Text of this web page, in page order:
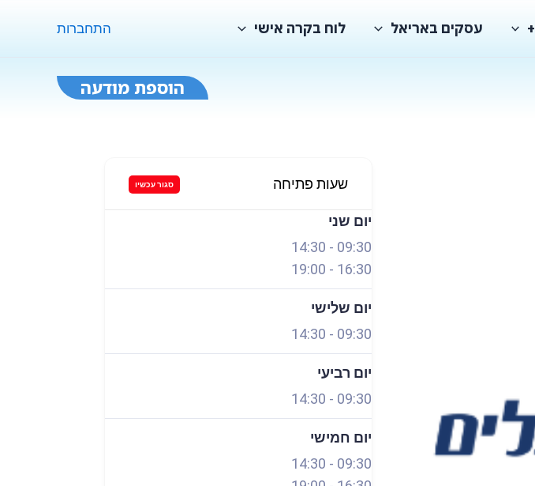
עסקים באריאל לוח בקרה אישי התחברות
הוספת מודעה
שעות פתיחה סגור עכשיו
יום שני
09:30
-
14:30
16:30
-
19:00
יום שלישי
09:30
-
14:30
יום רביעי
09:30
-
14:30
יום חמישי
09:30
-
14:30